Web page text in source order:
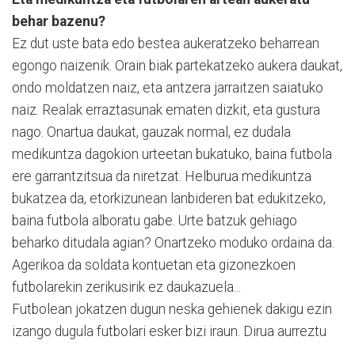
behar bazenu?
Ez dut uste bata edo bestea aukeratzeko beharrean
egongo naizenik. Orain biak partekatzeko aukera daukat,
ondo moldatzen naiz, eta antzera jarraitzen saiatuko
naiz. Realak erraztasunak ematen dizkit, eta gustura
nago. Onartua daukat, gauzak normal, ez dudala
medikuntza dagokion urteetan bukatuko, baina futbola
ere garrantzitsua da niretzat. Helburua medikuntza
bukatzea da, etorkizunean lanbideren bat edukitzeko,
baina futbola alboratu gabe. Urte batzuk gehiago
beharko ditudala agian? Onartzeko moduko ordaina da.
Agerikoa da soldata kontuetan eta gizonezkoen
futbolarekin zerikusirik ez daukazuela...
Futbolean jokatzen dugun neska gehienek dakigu ezin
izango dugula futbolari esker bizi iraun. Dirua aurreztu